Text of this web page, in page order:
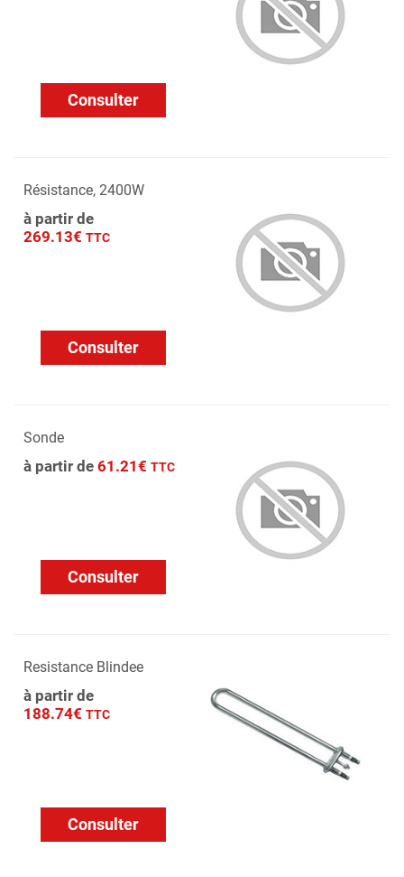
Consulter
Résistance, 2400W
à partir de
269.13€ TTC
Consulter
Sonde
à partir de 61.21€ TTC
Consulter
Resistance Blindee
à partir de
188.74€ TTC
Consulter